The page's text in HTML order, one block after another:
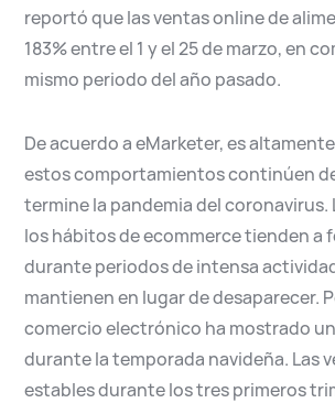
reportó que las ventas online de
183% entre el 1 y el 25 de marzo, en
mismo periodo del año pasado.
De acuerdo a eMarketer, es
estos comportamientos continúen
termine la pandemia del coronavirus.
los hábitos de ecommerce tienden a
durante periodos de intensa
mantienen en lugar de desaparecer.
comercio electrónico ha mostrado
durante la temporada navideña. Las
estables durante los tres primeros